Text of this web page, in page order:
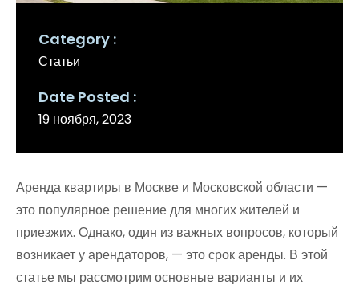
Category
Статьи
Date Posted
19 ноября, 2023
Аренда квартиры в Москве и Московской области —
это популярное решение для многих жителей и
приезжих. Однако, один из важных вопросов, который
возникает у арендаторов, — это срок аренды. В этой
статье мы рассмотрим основные варианты и их